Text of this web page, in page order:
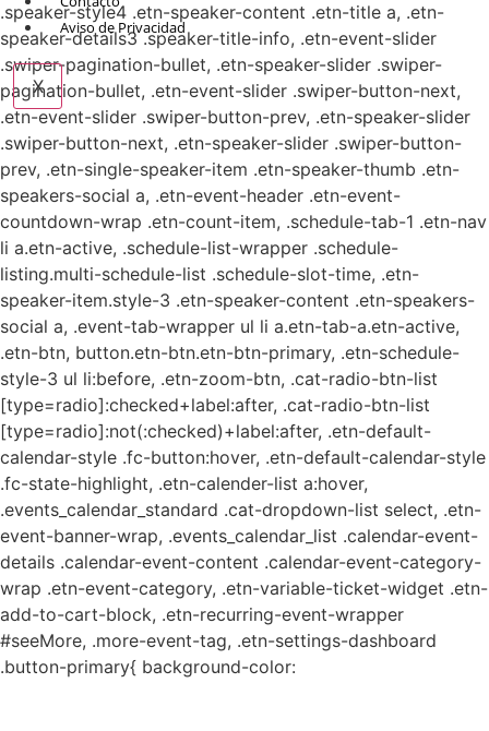
Aviso de Privacidad
X
.speaker-style4 .etn-speaker-content .etn-title a, .etn-
speaker-details3 .speaker-title-info, .etn-event-slider
.swiper-pagination-bullet, .etn-speaker-slider .swiper-
pagination-bullet, .etn-event-slider .swiper-button-next,
.etn-event-slider .swiper-button-prev, .etn-speaker-slider
.swiper-button-next, .etn-speaker-slider .swiper-button-
prev, .etn-single-speaker-item .etn-speaker-thumb .etn-
speakers-social a, .etn-event-header .etn-event-
countdown-wrap .etn-count-item, .schedule-tab-1 .etn-nav
li a.etn-active, .schedule-list-wrapper .schedule-
listing.multi-schedule-list .schedule-slot-time, .etn-
speaker-item.style-3 .etn-speaker-content .etn-speakers-
social a, .event-tab-wrapper ul li a.etn-tab-a.etn-active,
.etn-btn, button.etn-btn.etn-btn-primary, .etn-schedule-
style-3 ul li:before, .etn-zoom-btn, .cat-radio-btn-list
[type=radio]:checked+label:after, .cat-radio-btn-list
[type=radio]:not(:checked)+label:after, .etn-default-
calendar-style .fc-button:hover, .etn-default-calendar-style
.fc-state-highlight, .etn-calender-list a:hover,
.events_calendar_standard .cat-dropdown-list select, .etn-
event-banner-wrap, .events_calendar_list .calendar-event-
details .calendar-event-content .calendar-event-category-
wrap .etn-event-category, .etn-variable-ticket-widget .etn-
add-to-cart-block, .etn-recurring-event-wrapper
#seeMore, .more-event-tag, .etn-settings-dashboard
.button-primary{ background-color: